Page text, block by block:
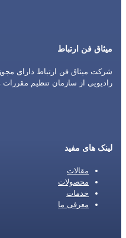
میثاق فن ارتباط
شرکت میثاق فن ارتباط دارای
رادیویی از سازمان تنظیم مقررات
لینک های مفید
مقالات
محصولات
خدمات
معرفی ما